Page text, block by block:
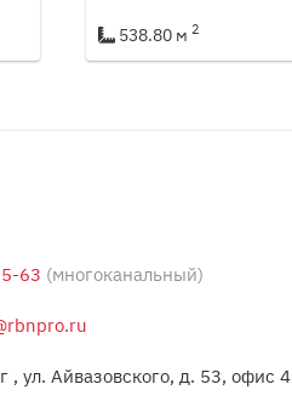
538.80 м 2
63 (многоканальный)
, ул. Айвазовского, д. 53, офис